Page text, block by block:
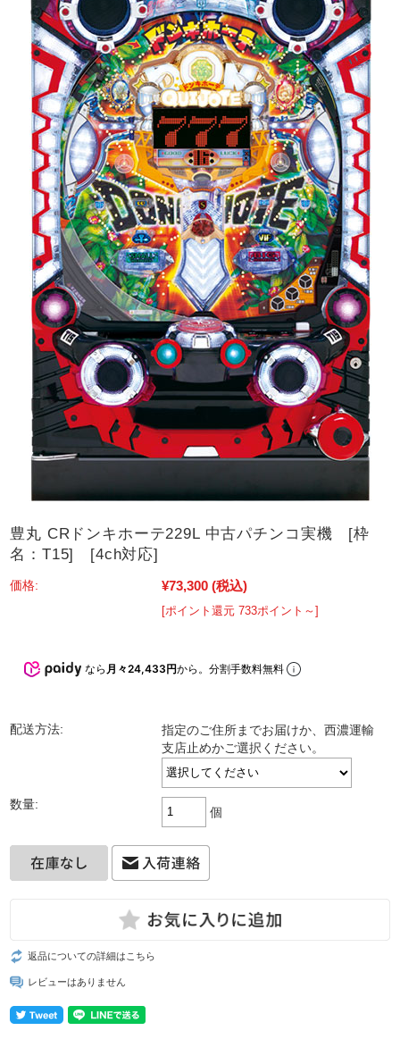
豊丸 CRドンキホーテ229L 中古パチンコ実機 [枠
名：T15] [4ch対応]
価格: ¥73,300 (税込)
[ポイント還元 733ポイント～]
なら 月々24,433円から。分割手数料無料
配送方法:
指定のご住所までお届けか、西濃運輸
支店止めかご選択ください。
数量:
個
返品についての詳細はこちら
レビューはありません